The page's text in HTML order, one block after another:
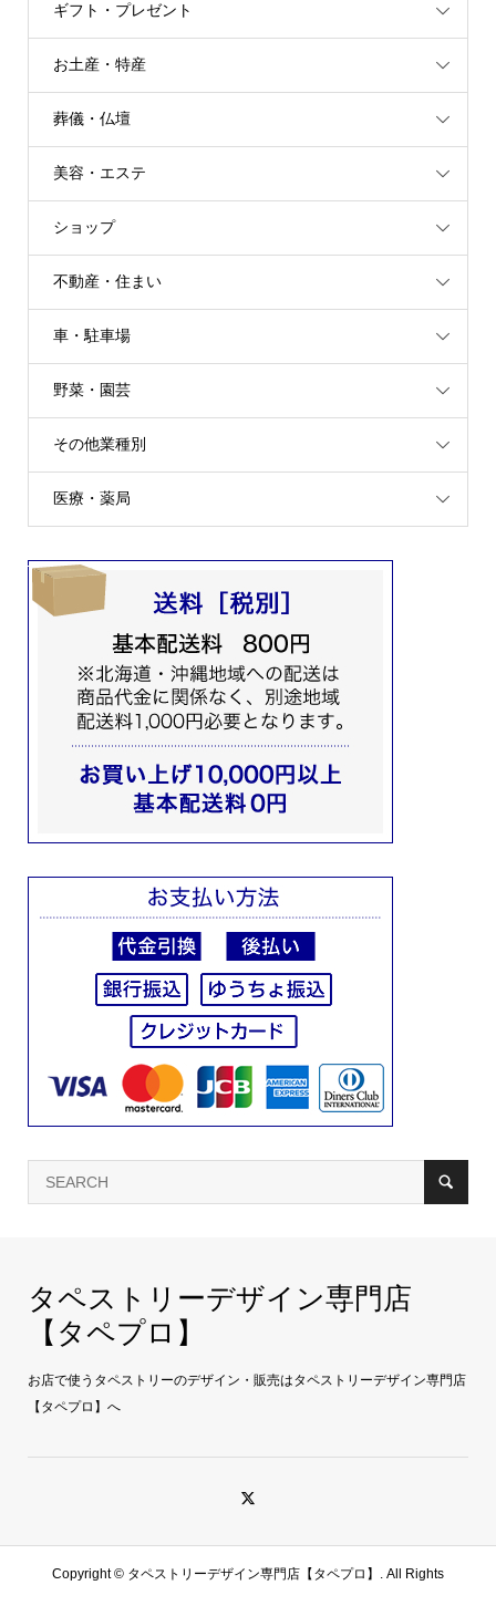
ギフト・プレゼント
お土産・特産
葬儀・仏壇
美容・エステ
ショップ
不動産・住まい
車・駐車場
野菜・園芸
その他業種別
医療・薬局
タペストリーデザイン専門店
【タペプロ】
お店で使うタペストリーのデザイン・販売はタペストリーデザイン専門店
【タペプロ】へ
Copyright © タペストリーデザイン専門店【タペプロ】. All Rights